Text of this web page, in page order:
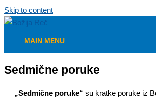
Skip to content
MAIN MENU
Sedmične poruke
„Sedmične poruke“ su kratke poruke iz